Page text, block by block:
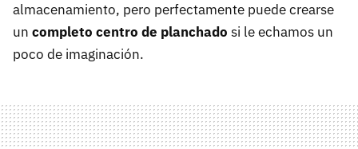
almacenamiento, pero perfectamente puede crearse
un completo centro de planchado si le echamos un
poco de imaginación.